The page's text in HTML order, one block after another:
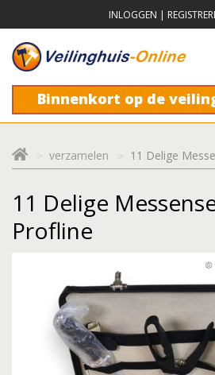
INLOGGEN |
Binnenkort op de
verzamelen 11 Delige
11 Delige
Profline